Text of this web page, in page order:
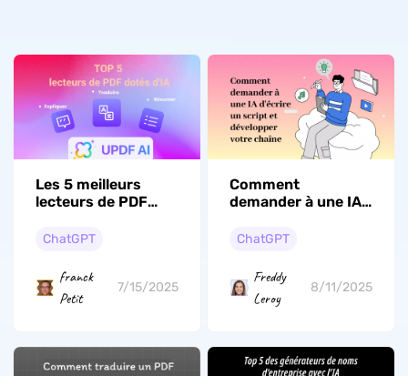
Les 5 meilleurs
lecteurs de PDF
ChatGPT
franck
Petit
7/15/2025
Comment
demander à une IA
développer votre
ChatGPT
Freddy
Leroy
8/11/2025